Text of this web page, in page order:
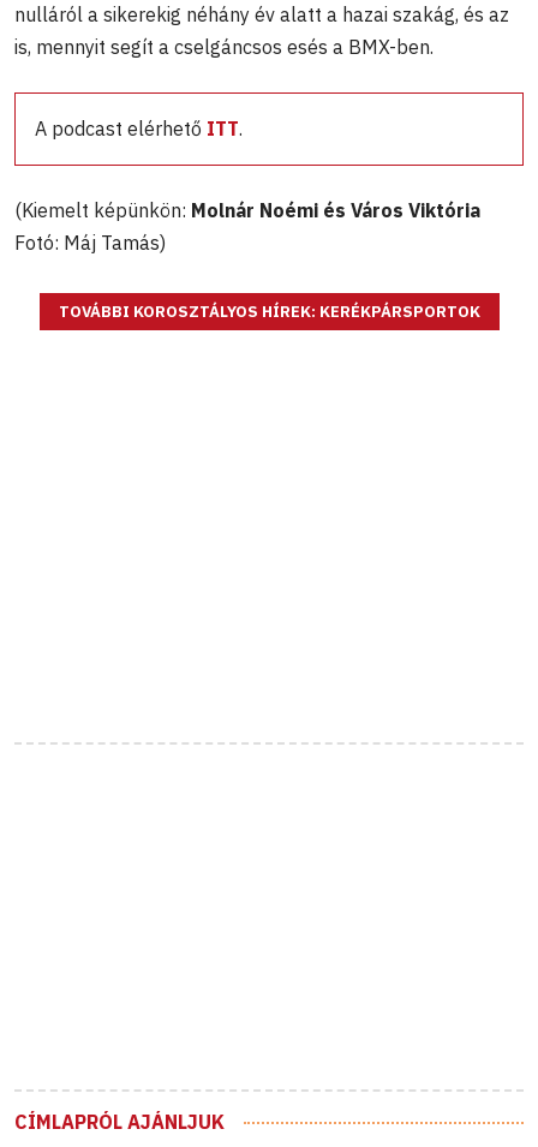
nulláról a sikerekig néhány év alatt a hazai szakág, és az
is, mennyit segít a cselgáncsos esés a BMX-ben.
A podcast elérhető ITT.
(Kiemelt képünkön: Molnár Noémi és Város Viktória
Fotó: Máj Tamás)
TOVÁBBI KOROSZTÁLYOS HÍREK: KERÉKPÁRSPORTOK
CÍMLAPRÓL AJÁNLJUK